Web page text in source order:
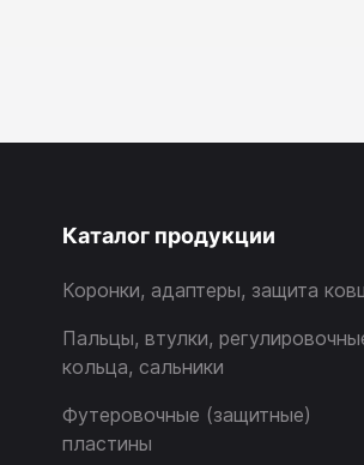
Каталог продукции
Коронки, адаптеры, защита
Пальцы, втулки,
кольца, сальники
Футеровочные (защитные)
пластины